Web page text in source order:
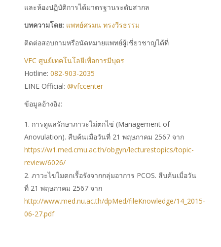
และห้องปฏิบัติการได้มาตรฐานระดับสากล
บทความโดย: แพทย์ศรมน ทรงวีรธรรม
ติดต่อสอบถามหรือนัดหมายแพทย์ผู้เชี่ยวชาญได้ที่
VFC ศูนย์เทคโนโลยีเพื่อการมีบุตร
Hotline: 082-903-2035
LINE Official: @vfccenter
ข้อมูลอ้างอิง:
การดูแลรักษาภาวะไม่ตกไข่ (Management of
Anovulation). สืบค้นเมื่อวันที่ 21 พฤษภาคม 2567 จาก
https://w1.med.cmu.ac.th/obgyn/lecturestopics/topic-
review/6026/
ภาวะไขไมตกเรื้อรังจากกลุ่มอาการ PCOS. สืบค้นเมื่อวัน
ที่ 21 พฤษภาคม 2567 จาก
http://www.med.nu.ac.th/dpMed/fileKnowledge/14_2015-
06-27.pdf